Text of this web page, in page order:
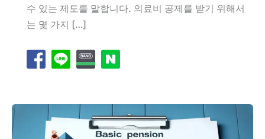
수 있는 제도를 말합니다. 의료비 공제를 받기 위해서
는 몇 가지 […]